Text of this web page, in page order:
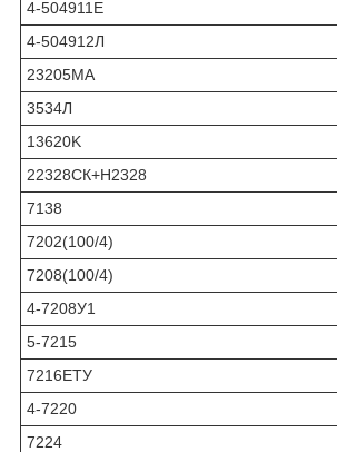
4-504911Е
4-504912Л
23205МА
3534Л
13620K
22328СК+Н2328
7138
7202(100/4)
7208(100/4)
4-7208У1
5-7215
7216ЕТУ
4-7220
7224